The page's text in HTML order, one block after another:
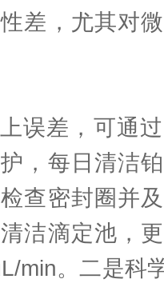
差，尤其对
差，可通过
，每日清洁
查密封圈并
洁滴定池，
min。二是科